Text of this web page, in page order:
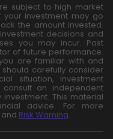
subject to high market
investment may go
the amount invested.
decisions and
you may incur. Past
of future performance.
are familiar with and
carefully consider
situation, investment
an independent
This material
advice. For more
and Risk Warning.